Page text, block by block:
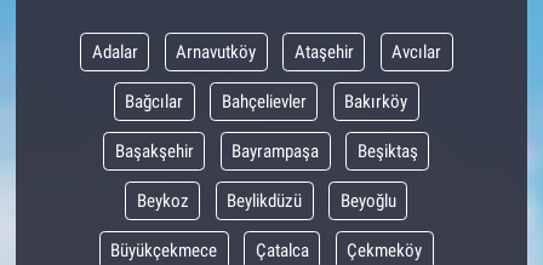
Adalar Arnavutköy Ataşehir Avcılar
Bağcılar Bahçelievler Bakırköy
Başakşehir Bayrampaşa Beşiktaş
Beykoz Beylikdüzü Beyoğlu
Büyükçekmece Çatalca Çekmeköy